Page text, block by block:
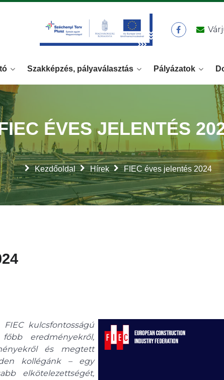
Szakképzés, pályaválasztás Pályázatok
Kezdőoldal Hírek FIEC éves jelentés 2024
ÉVES JELENTÉS
kulcsfontosságú
főbb eredményekről,
és megtett
kollégánk – egy
elkötelezettségét,